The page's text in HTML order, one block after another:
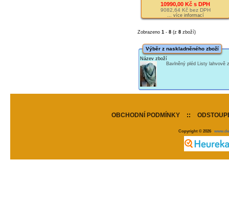
10990,00 Kč s DPH
9082,64 Kč bez DPH
... více informací
Zobrazeno 1- 8(z 8zboží)
Výběr z naskladněného zboží
Název zboží
Bavlněný pléd Listy lahvově
OBCHODNÍ PODMÍNKY ::
Copyright © 2026